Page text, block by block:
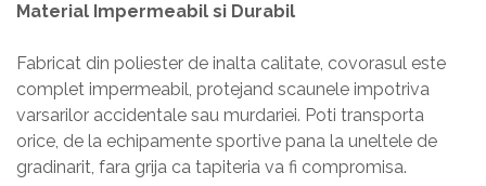
Material Impermeabil si Durabil
Fabricat din poliester de inalta calitate, covorasul este
complet impermeabil, protejand scaunele impotriva
varsarilor accidentale sau murdariei. Poti transporta
orice, de la echipamente sportive pana la uneltele de
gradinarit, fara grija ca tapiteria va fi compromisa.